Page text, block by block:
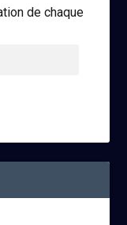
de chaque